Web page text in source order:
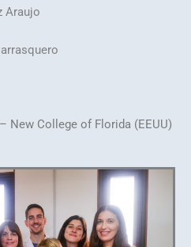
Araujo
New College of Florida (EEUU)